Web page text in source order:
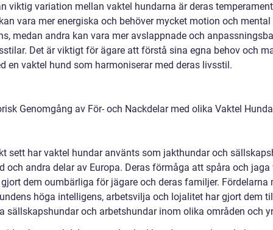
viktig variation mellan vaktel hundarna är deras
vara mer energiska och behöver mycket motion och mental
medan andra kan vara mer avslappnade och
Det är viktigt för ägare att förstå sina egna behov och
en vaktel hund som harmoniserar med deras livsstil.
Genomgång av För- och Nackdelar med olika Vaktel
sett har vaktel hundar använts som jakthundar och
och andra delar av Europa. Deras förmåga att spåra och jaga
dem oumbärliga för jägare och deras familjer. Fördelarna
höga intelligens, arbetsvilja och lojalitet har gjort dem
sällskapshundar och arbetshundar inom olika områden och